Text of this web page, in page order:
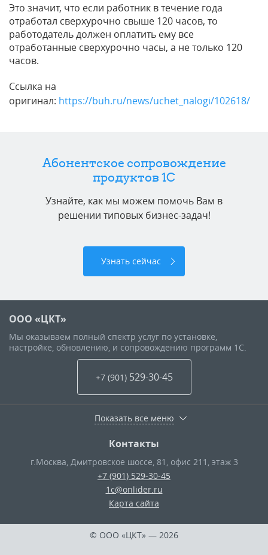
Это значит, что если работник в течение года
отработал сверхурочно свыше 120 часов, то
работодатель должен оплатить ему все
отработанные сверхурочно часы, а не только 120
часов.
Ссылка на
оригинал: https://buh.ru/news/uchet_nalogi/102618/
Абонентское сопровождение
продуктов 1C
Узнайте, как мы можем помочь Вам в
решении типовых бизнес-задач!
Узнать сейчас
ООО «ЦКТ»
Мы оказываем полный спектр услуг по установке,
настройке, обновлению, и сопровождению программ 1С.
+7 (901) 529-30-45
Показать все меню
Контакты
г.Москва Дмитровское шоссе, 81, офис 211, этаж 3
+7 (901) 529-30-45
1c@onlider.ru
Карта сайта
© ООО «ЦКТ» — 2026